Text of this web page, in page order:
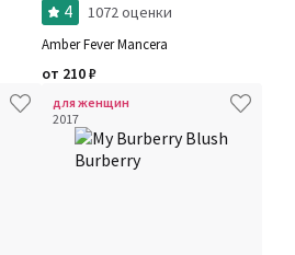
4 1072 оценки
Amber Fever Mancera
от 210₽
для женщин
2017